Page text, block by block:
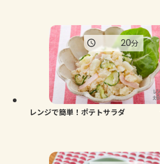
レンジで簡単！ポテトサラダ
20分